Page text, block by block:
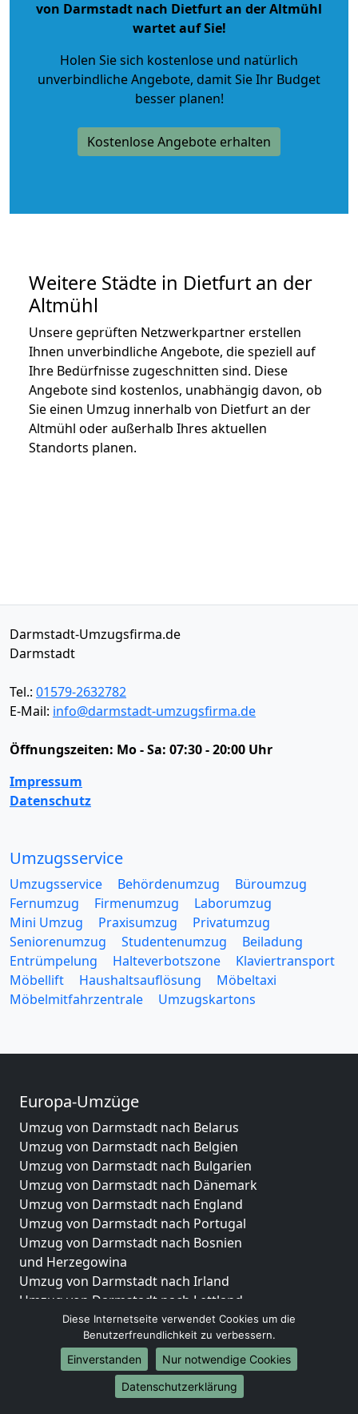
von Darmstadt nach Dietfurt an der Altmühl
wartet auf Sie!
Holen Sie sich kostenlose und natürlich
unverbindliche Angebote, damit Sie Ihr Budget
besser planen!
Kostenlose Angebote erhalten
Weitere Städte in Dietfurt an der
Altmühl
Unsere geprüften Netzwerkpartner erstellen
Ihnen unverbindliche Angebote, die speziell auf
Ihre Bedürfnisse zugeschnitten sind. Diese
Angebote sind kostenlos, unabhängig davon, ob
Sie einen Umzug innerhalb von Dietfurt an der
Altmühl oder außerhalb Ihres aktuellen
Standorts planen.
Darmstadt-Umzugsfirma.de
Darmstadt
Tel.: 01579-2632782
E-Mail: info@darmstadt-umzugsfirma.de
Öffnungszeiten: Mo - Sa: 07:30 - 20:00 Uhr
Impressum
Datenschutz
Umzugsservice
Umzugsservice Behördenumzug
Büroumzug
Fernumzug
Firmenumzug
Laborumzug
Mini Umzug
Praxisumzug
Privatumzug
Seniorenumzug
Studentenumzug
Beiladung
Entrümpelung
Halteverbotszone
Klaviertransport
Möbellift
Haushaltsauflösung
Möbeltaxi
Möbelmitfahrzentrale
Umzugskartons
Europa-Umzüge
Umzug von Darmstadt nach Belarus
Umzug von Darmstadt nach Belgien
Umzug von Darmstadt nach Bulgarien
Umzug von Darmstadt nach Dänemark
Umzug von Darmstadt nach England
Umzug von Darmstadt nach Portugal
Umzug von Darmstadt nach Bosnien
und Herzegowina
Umzug von Darmstadt nach Irland
Umzug von Darmstadt nach Lettland
Umzug von Darmstadt nach Zypern
Umzug von Darmstadt nach Kroatien
Umzug von Darmstadt nach Estland
Umzug von Darmstadt nach Finnland
Umzug von Darmstadt nach Frankreich
Diese Internetseite verwendet Cookies um die
Benutzerfreundlichkeit zu verbessern.
Einverstanden
Nur notwendige Cookies
Datenschutzerklärung